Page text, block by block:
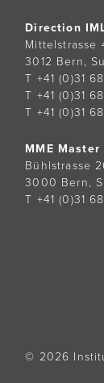
Direction
Mittelstrasse
3012 Bern,
T +41 (0)31
T +41 (0)31
T +41 (0)31
MME
Bühlstrasse
3000 Bern,
T +41 (0)31
© 2026